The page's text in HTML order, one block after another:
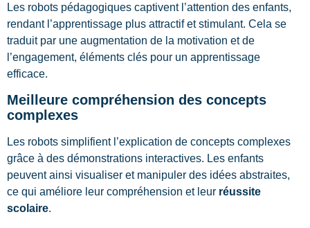
Les robots pédagogiques captivent l’attention des enfants,
rendant l’apprentissage plus attractif et stimulant. Cela se
traduit par une augmentation de la motivation et de
l’engagement, éléments clés pour un apprentissage
efficace.
Meilleure compréhension des concepts
complexes
Les robots simplifient l’explication de concepts complexes
grâce à des démonstrations interactives. Les enfants
peuvent ainsi visualiser et manipuler des idées abstraites,
ce qui améliore leur compréhension et leur réussite
scolaire.